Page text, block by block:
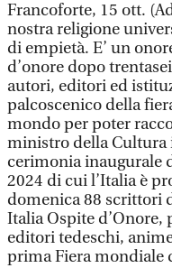
Francoforte, 15 ott.
nostra religione
di empietà. E’ un
d’onore dopo
autori, editori ed
palcoscenico della
mondo per poter
ministro della Cultura
cerimonia inaugurale
2024 di cui l’Italia è
domenica 88 scrittori
Italia Ospite
editori tedeschi,
prima Fiera mondiale